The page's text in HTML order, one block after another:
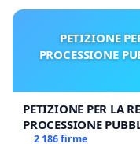
PETIZIONE
PROCESSIONE
PETIZIONE PER LA
PROCESSIONE
MILANO
2 186 firme